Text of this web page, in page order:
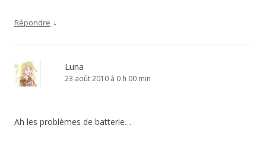
Répondre ↓
Luna
23 août 2010 à 0 h 00 min
Ah les problèmes de batterie…